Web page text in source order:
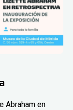
Abraham en